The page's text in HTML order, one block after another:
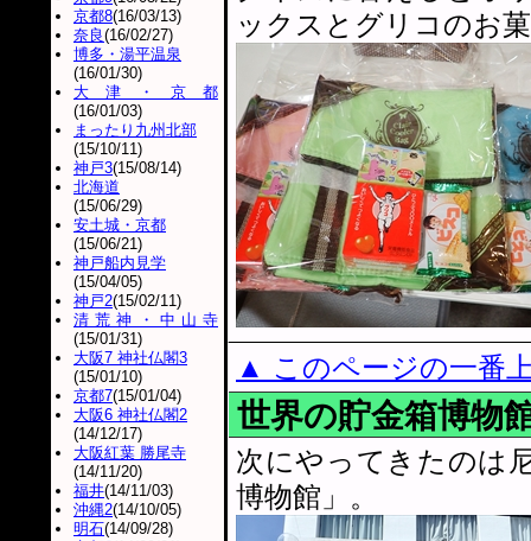
ックスとグリコのお
▲ このページの一番
世界の貯金箱博物
次にやってきたのは
博物館」。
京都8(16/03/13)
奈良(16/02/27)
博多・湯平温泉
(16/01/30)
大津・京都
(16/01/03)
まったり九州北部
(15/10/11)
神戸3(15/08/14)
北海道
(15/06/29)
安土城・京都
(15/06/21)
神戸船内見学
(15/04/05)
神戸2(15/02/11)
清荒神・中山寺
(15/01/31)
大阪7 神社仏閣3
(15/01/10)
京都7(15/01/04)
大阪6 神社仏閣2
(14/12/17)
大阪紅葉 勝尾寺
(14/11/20)
福井(14/11/03)
沖縄2(14/10/05)
明石(14/09/28)